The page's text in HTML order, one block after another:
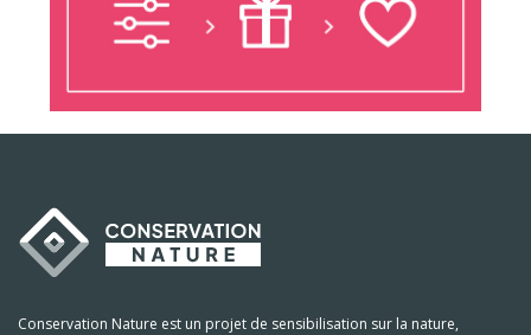
Conservation Nature est un projet de sensibilisation sur la nature,